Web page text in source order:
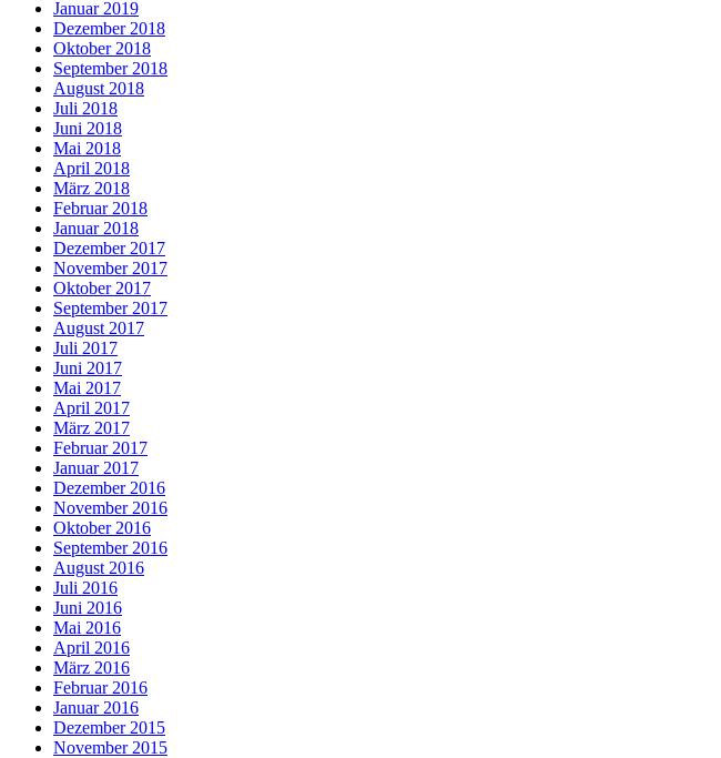
Januar 2019
Dezember 2018
Oktober 2018
September 2018
August 2018
Juli 2018
Juni 2018
Mai 2018
April 2018
März 2018
Februar 2018
Januar 2018
Dezember 2017
November 2017
Oktober 2017
September 2017
August 2017
Juli 2017
Juni 2017
Mai 2017
April 2017
März 2017
Februar 2017
Januar 2017
Dezember 2016
November 2016
Oktober 2016
September 2016
August 2016
Juli 2016
Juni 2016
Mai 2016
April 2016
März 2016
Februar 2016
Januar 2016
Dezember 2015
November 2015